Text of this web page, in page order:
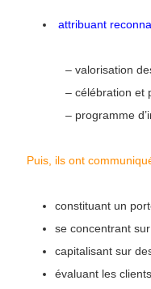
attribuant
– valorisation
– célébration et
– programme
Puis, ils ont
constituant un
se concentrant
capitalisant sur
évaluant les